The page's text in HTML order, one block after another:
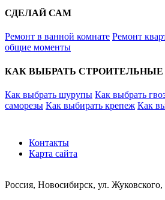
СДЕЛАЙ САМ
Ремонт в ванной комнате Ремонт
общие моменты
КАК ВЫБРАТЬ
Как выбрать шурупы Как выбрать
саморезы Как выбирать крепеж Как
Контакты
Карта сайта
Россия, Новосибирск, ул. Жуковского,